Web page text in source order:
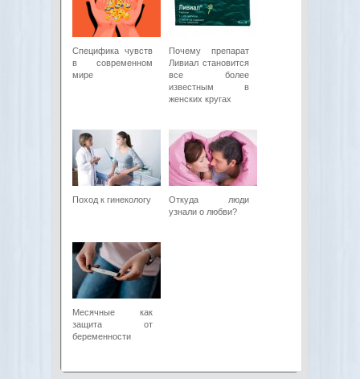
Специфика чувств
в современном
мире
Почему препарат
Ливиал становится
все более
известным в
женских кругах
Поход к гинекологу
Откуда люди
узнали о любви?
Месячные как
защита от
беременности